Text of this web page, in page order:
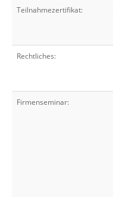
Teilnahmezertifikat:
Rechtliches:
Firmenseminar: